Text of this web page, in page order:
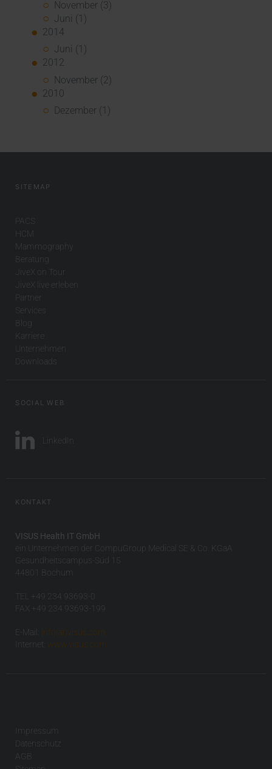
November (3)
Juni (1)
2014
Juni (1)
2012
November (2)
2010
Dezember (1)
SITEMAP
PACS
HCM
Mammography
Beratung
JiveX on Tour
JiveX live erleben
Partner
Services
Blog
Karriere
Unternehmen
Downloads
SOCIAL WEB
LinkedIn
KONTAKT
VISUS Health IT GmbH
ein Unternehmen der CompuGroup Medical SE & Co. KGaA
Gesundheitscampus-Süd 15
44801 Bochum
TEL +49 234 93693-0
FAX +49 234 93693-199
E-Mail:
info(at)visus.com
Internet:
www.visus.com
Impressum
Datenschutz
AGB